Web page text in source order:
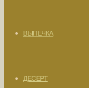
ВЫПЕЧКА
ДЕСЕРТ